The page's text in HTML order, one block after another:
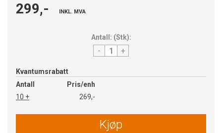
299,- INKL. MVA
Antall: (Stk):
- +
Kvantumsrabatt
Antall
Pris/enh
10 +
269,-
Kjøp